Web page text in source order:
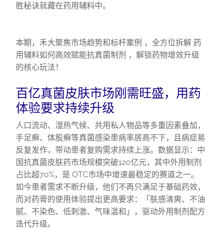
胜秘诀就藏在药用辅料中。
本期，禾大聚焦市场趋势和标杆案例 ，全方位拆解 药
用辅料如何高效赋能抗真菌制剂 ，解锁药物增效升级
的核心玩法！
百亿真菌皮肤市场刚需旺盛，用药
体验要求持续升级
人口流动、湿热气候、共用私人物品等多重因素叠加，
手足癣、体股癣等真菌感染患病率居高不下，且病症易
反复发作，带动患者复购需求持续上涨。数据显示：中
国抗真菌皮肤药市场规模突破120亿元，其中外用制剂
占比超70%，是 OTC市场中增速最稳定的赛道之一。
如今患者需求不断升级，他们不再只满足于基础药效，
而对药膏的使用体验提出更高要求：「肤感清爽、不油
腻、不染色、低刺激、气味温和」，驱动外用制剂配方
迭代升级。